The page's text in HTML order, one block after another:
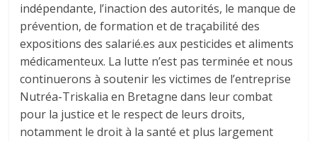
indépendante, l’inaction des autorités, le manque de
prévention, de formation et de traçabilité des
expositions des salarié.es aux pesticides et aliments
médicamenteux. La lutte n’est pas terminée et nous
continuerons à soutenir les victimes de l’entreprise
Nutréa-Triskalia en Bretagne dans leur combat
pour la justice et le respect de leurs droits,
notamment le droit à la santé et plus largement